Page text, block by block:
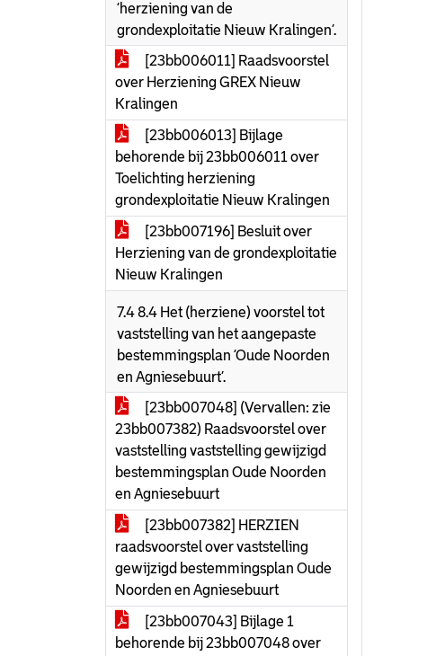
‘herziening van de
grondexploitatie Nieuw Kralingen’.
[23bb006011] Raadsvoorstel
over Herziening GREX Nieuw
Kralingen
[23bb006013] Bijlage
behorende bij 23bb006011 over
Toelichting herziening
grondexploitatie Nieuw Kralingen
[23bb007196] Besluit over
Herziening van de grondexploitatie
Nieuw Kralingen
7.4 8.4 Het (herziene) voorstel tot
vaststelling van het aangepaste
bestemmingsplan ‘Oude Noorden
en Agniesebuurt’.
[23bb007048] (Vervallen: zie
23bb007382) Raadsvoorstel over
vaststelling vaststelling gewijzigd
bestemmingsplan Oude Noorden
en Agniesebuurt
[23bb007382] HERZIEN
raadsvoorstel over vaststelling
gewijzigd bestemmingsplan Oude
Noorden en Agniesebuurt
[23bb007043] Bijlage 1
behorende bij 23bb007048 over